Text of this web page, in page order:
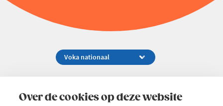
Over de cookies op deze website
02 229 81 11